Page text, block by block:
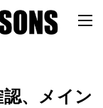
、メイン